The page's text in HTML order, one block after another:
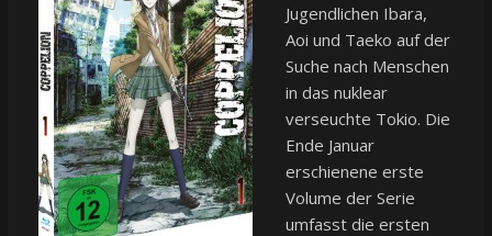
Jugendlichen Ibara,
Aoi und Taeko auf der
Suche nach Menschen
in das nuklear
verseuchte Tokio. Die
Ende Januar
erschienene erste
Volume der Serie
umfasst die ersten